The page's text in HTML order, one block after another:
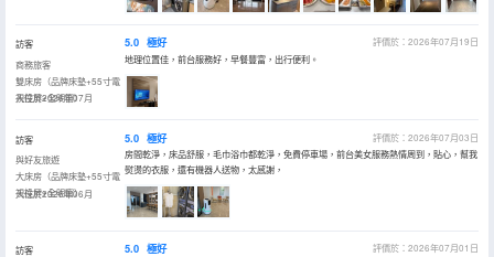
訪客
商務旅客
雙床房（品牌床墊+55寸電
視投屏+全明窗）
入住於2026年07月
5.0 極好
評價於：2026年07月19日
地理位置佳，前台服務好，早餐豐富，出行便利。
訪客
與好友旅遊
大床房（品牌床墊+55寸電
視投屏+全明窗）
入住於2026年06月
5.0 極好
評價於：2026年07月03日
房間乾淨，床品舒服，毛巾浴巾都乾淨，免費停車場，前台美女服務熱情周到，貼心，幫我
熨燙的衣服，還有機器人送物，太感謝，
訪客
5.0 極好
評價於：2026年07月01日